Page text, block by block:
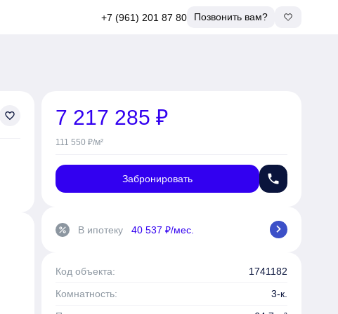
+7 (961) 201 87 80 Позвонить вам?
favorite_border 7 217 285 ₽
111 550 ₽/м²
Забронировать phone
percent В ипотеку 40 537 ₽/мес. chevron_right
Код объекта:
1741182
Комнатность:
3-к.